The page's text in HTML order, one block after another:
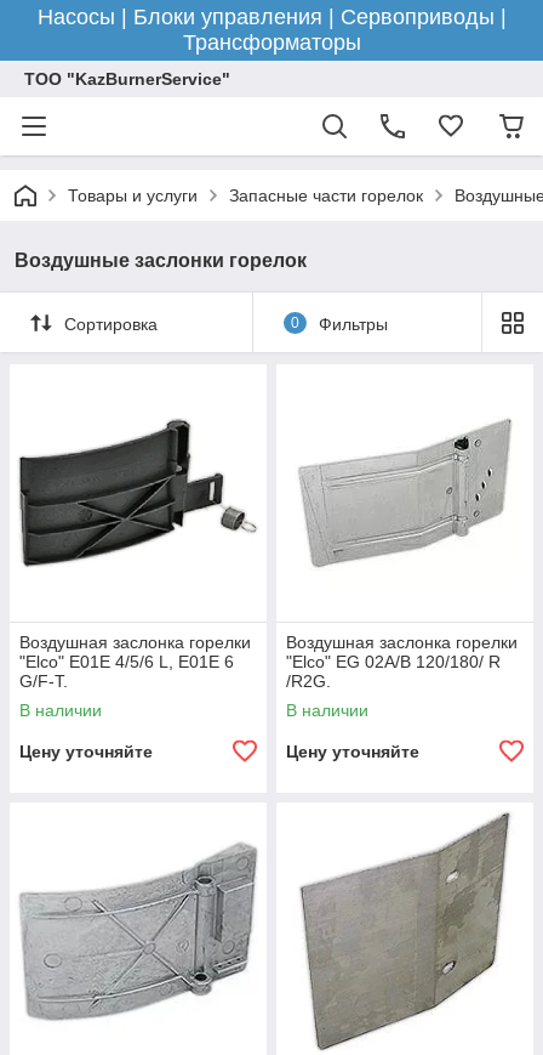
Насосы | Блоки управления | Сервоприводы |
Трансформаторы
ТОО "KazBurnerService"
Товары и услуги Запасные части горелок
Воздушные заслонки горелок
Сортировка 0 Фильтры
Воздушная заслонка горелки
"Elco" E01E 4/5/6 L, E01E 6
G/F-T.
В наличии
Цену уточняйте
Воздушная заслонка горелки
"Elco" EG 02A/B 120/180/ R
/R2G.
В наличии
Цену уточняйте